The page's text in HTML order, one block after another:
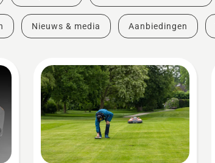
Nieuws & media Aanbiedingen